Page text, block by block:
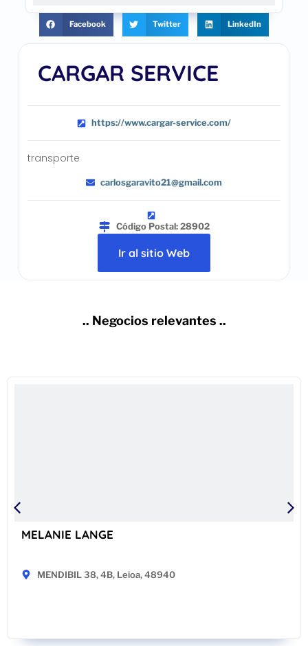
CARGAR SERVICE
https://www.cargar-service.com/
transporte
carlosgaravito21@gmail.com
Código Postal: 28902
Ir al sitio Web
Facebook Twitter LinkedIn
.. Negocios relevantes ..
MELANIE LANGE
MENDIBIL 38, 4B, Leioa, 48940